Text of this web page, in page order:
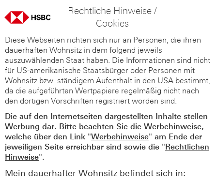
Rechtliche Hinweise /
Cookies
Diese Webseiten richten sich nur an Personen, die ihren
dauerhaften Wohnsitz in dem folgend jeweils
auszuwählenden Staat haben. Die Informationen sind nicht
für US-amerikanische Staatsbürger oder Personen mit
Wohnsitz bzw. ständigem Aufenthalt in den USA bestimmt,
da die aufgeführten Wertpapiere regelmäßig nicht nach
den dortigen Vorschriften registriert worden sind.
Die auf den Internetseiten dargestellten Inhalte stellen
Werbung dar. Bitte beachten Sie die Werbehinweise,
welche über den Link "Werbehinweise" am Ende der
jeweiligen Seite erreichbar sind sowie die "Rechtlichen
Hinweise".
Mein dauerhafter Wohnsitz befindet sich in: